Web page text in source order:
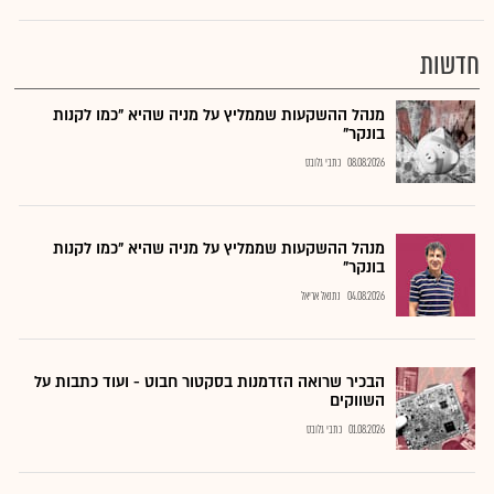
חדשות
מנהל ההשקעות שממליץ על מניה שהיא "כמו לקנות
בונקר"
08.08.2026 כתבי גלובס
מנהל ההשקעות שממליץ על מניה שהיא "כמו לקנות
בונקר"
04.08.2026 נתנאל אריאל
הבכיר שרואה הזדמנות בסקטור חבוט - ועוד כתבות על
השווקים
01.08.2026 כתבי גלובס